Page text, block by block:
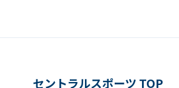
セントラルスポーツ TOP